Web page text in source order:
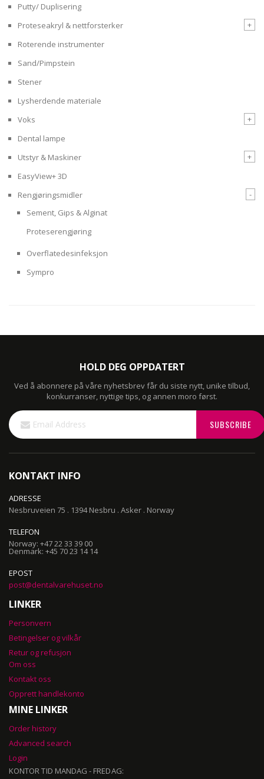
Putty/ Duplisering
Proteseakryl & nettforsterker
+
Roterende instrumenter
Sand/Pimpstein
Stener
Lysherdende materiale
Voks
+
Dental lampe
Utstyr & Maskiner
+
EasyView+ 3D
Rengjøringsmidler
-
Sement, Gips & Alginat
Proteserengjøring
Overflatedesinfeksjon
Sympro
HOLD DEG OPPDATERT
Ved å abonnere på våre nyhetsbrev får du siste nytt, unike tilbud,
konkurranser, nyttige tips, og annen moro først.
Sign
Up
for
SUBSCRIBE
KONTAKT INFO
ADRESSE
Nesbruveien 75 . 1394 Nesbru . Asker . Norway
TELEFON
Norway: +47 22 33 39 00
Denmark: +45 70 23 14 14
EPOST
post@dentalvarehuset.no
LINKER
Personvern
Betingelser og vilkår
Retur og refusjon
Om oss
Kontakt oss
Opprett handlekonto
MINE LINKER
Order history
Advanced search
Login
KONTOR TID MANDAG - FREDAG: